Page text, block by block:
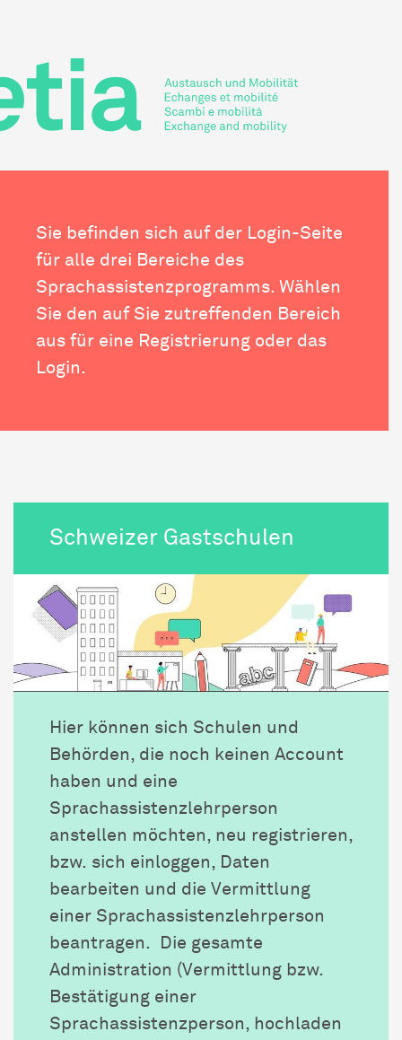
Sie befinden sich auf der Login-Seite
für alle drei Bereiche des
Sprachassistenzprogramms. Wählen
Sie den auf Sie zutreffenden Bereich
aus für eine Registrierung oder das
Login.
Schweizer Gastschulen
Hier können sich Schulen und
Behörden, die noch keinen Account
haben und eine
Sprachassistenzlehrperson
anstellen möchten, neu registrieren,
bzw. sich einloggen, Daten
bearbeiten und die Vermittlung
einer Sprachassistenzlehrperson
beantragen. Die gesamte
Administration (Vermittlung bzw.
Bestätigung einer
Sprachassistenzperson, hochladen